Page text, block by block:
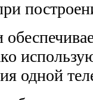
одной